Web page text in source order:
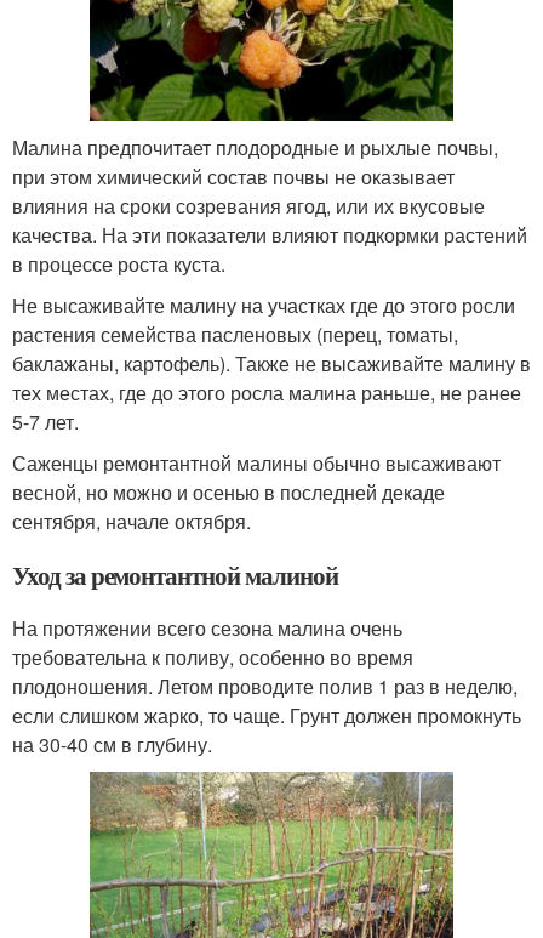
Малина предпочитает плодородные и рыхлые почвы,
при этом химический состав почвы не оказывает
влияния на сроки созревания ягод, или их вкусовые
качества. На эти показатели влияют подкормки растений
в процессе роста куста.
Не высаживайте малину на участках где до этого росли
растения семейства пасленовых (перец, томаты,
баклажаны, картофель). Также не высаживайте малину в
тех местах, где до этого росла малина раньше, не ранее
5-7 лет.
Саженцы ремонтантной малины обычно высаживают
весной, но можно и осенью в последней декаде
сентября, начале октября.
Уход за ремонтантной малиной
На протяжении всего сезона малина очень
требовательна к поливу, особенно во время
плодоношения. Летом проводите полив 1 раз в неделю,
если слишком жарко, то чаще. Грунт должен промокнуть
на 30-40 см в глубину.